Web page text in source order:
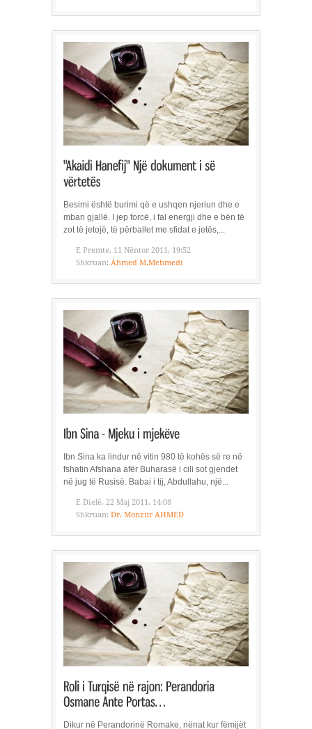
Besimi është burimi që e ushqen njeriun dhe e
mban gjallë. I jep forcë, i fal energji dhe e bën të
zot të jetojë, të përballet me sfidat e jetës,...
E Premte, 11 Nëntor 2011, 19:52
Shkruan: Ahmed M.Mehmedi
Ibn Sina ka lindur në vitin 980 të kohës së re në
fshatin Afshana afër Buharasë i cili sot gjendet
në jug të Rusisë. Babai i tij, Abdullahu, një...
E Dielë, 22 Maj 2011, 14:08
Shkruan: Dr. Monzur AHMED
Dikur në Perandorinë Romake, nënat kur fëmijët